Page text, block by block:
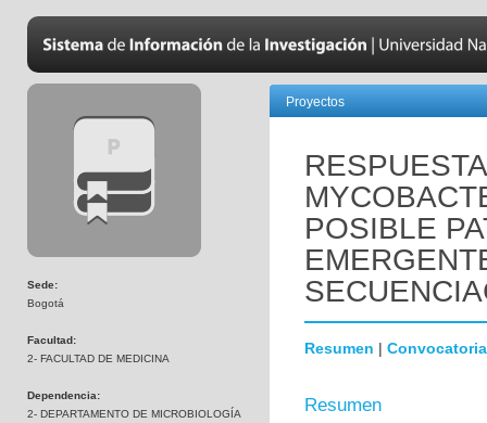
Sede:
Bogotá
Facultad:
2- FACULTAD DE MEDICINA
Dependencia:
2- DEPARTAMENTO DE MICROBIOLOGÍA
Proyectos
POSIBLE
Resumen | Convocatoria
Resumen